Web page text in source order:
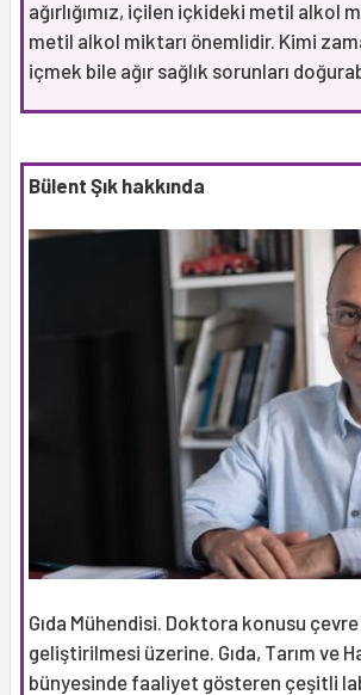
ağırlığımız, içilen içkideki metil alkol
metil alkol miktarı önemlidir. Kimi
içmek bile ağır sağlık sorunları
Bülent Şık hakkında
Gıda Mühendisi. Doktora konusu
geliştirilmesi üzerine. Gıda, Tarım ve
bünyesinde faaliyet gösteren çeşitli